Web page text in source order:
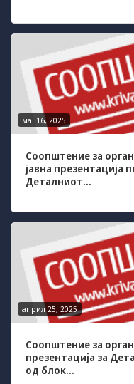
мај 16, 2025
Соопштение за
јавна презентација
Деталниот...
април 25, 2025
Соопштение за
презентација за
од блок...